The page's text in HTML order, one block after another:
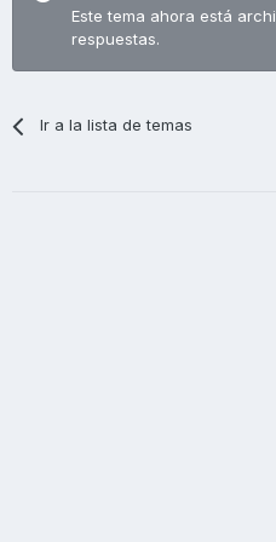
Este tema ahora está
respuestas.
Ir a la lista de temas